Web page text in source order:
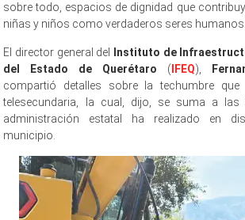
sobre todo, espacios de dignidad que
niñas y niños como verdaderos seres humanos.
El director general del
Instituto de
del Estado de Querétaro ( IFEQ),
compartió detalles sobre la techumbre
telesecundaria, la cual, dijo, se suma a
administración estatal ha realizado en
municipio.